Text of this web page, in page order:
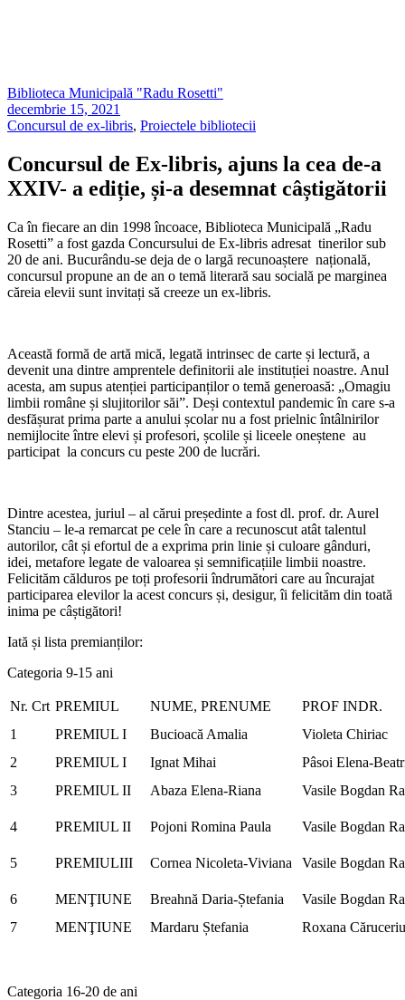
Biblioteca Municipală "Radu Rosetti"
decembrie 15, 2021
Concursul de ex-libris, Proiectele bibliotecii
Concursul de Ex-libris, ajuns la cea de-a
XXIV- a ediție, și-a desemnat câștigătorii
Ca în fiecare an din 1998 încoace, Biblioteca Municipală „Radu
Rosetti” a fost gazda Concursului de Ex-libris adresat tinerilor sub
20 de ani. Bucurându-se deja de o largă recunoaștere națională,
concursul propune an de an o temă literară sau socială pe marginea
căreia elevii sunt invitați să creeze un ex-libris.
Această formă de artă mică, legată intrinsec de carte și lectură, a
devenit una dintre amprentele definitorii ale instituției noastre. Anul
acesta, am supus atenției participanților o temă generoasă: „Omagiu
limbii române și slujitorilor săi”. Deși contextul pandemic în care s-a
desfășurat prima parte a anului școlar nu a fost prielnic întâlnirilor
nemijlocite între elevi și profesori, școlile și liceele oneștene au
participat la concurs cu peste 200 de lucrări.
Dintre acestea, juriul – al cărui președinte a fost dl. prof. dr. Aurel
Stanciu – le-a remarcat pe cele în care a recunoscut atât talentul
autorilor, cât și efortul de a exprima prin linie și culoare gânduri,
idei, metafore legate de valoarea și semnificațiile limbii noastre.
Felicităm călduros pe toți profesorii îndrumători care au încurajat
participarea elevilor la acest concurs și, desigur, îi felicităm din toată
inima pe câștigători!
Iată și lista premianților:
Categoria 9-15 ani
Nr. Crt PREMIUL NUME, PRENUME
PROF INDR.
1
PREMIUL I Bucioacă Amalia
Violeta Chiriac
2
PREMIUL I Ignat Mihai
Pâsoi Elena-
3
PREMIUL II Abaza Elena-Riana Vasile Bogdan
4 PREMIUL II Pojoni Romina Paula Vasile Bogdan
5 PREMIULIII Cornea Nicoleta-Viviana Vasile Bogdan
6 MENŢIUNE Breahnă Daria-Ștefania
Vasile Bogdan
7
MENŢIUNE Mardaru Ștefania Roxana Căruceriu
Categoria 16-20 de ani